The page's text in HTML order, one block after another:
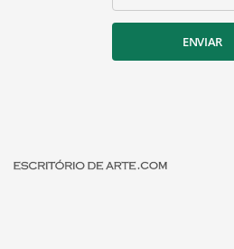
ENVIAR